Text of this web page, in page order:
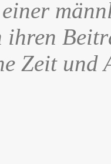
ihren
Zeit und